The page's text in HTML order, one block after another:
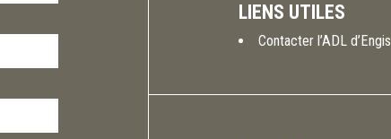
LIENS UTILES
Contacter l’ADL d’Engis